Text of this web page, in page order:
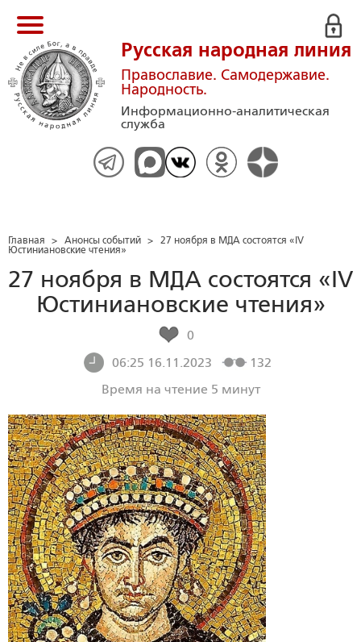
Русская народная линия
Православие. Самодержавие.
Народность.
Информационно-аналитическая
служба
Главная > Анонсы событий > 27 ноября в МДА состоятся «IV
Юстиниановские чтения»
27 ноября в МДА состоятся «IV
Юстиниановские чтения»
0
06:25 16.11.2023
132
Время на чтение 5 минут